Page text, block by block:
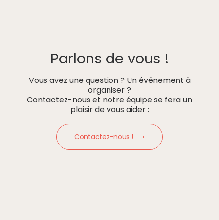
Parlons de vous !
Vous avez une question ? Un événement à
organiser ?
Contactez-nous et notre équipe se fera un
plaisir de vous aider :
Contactez-nous ! ⟶